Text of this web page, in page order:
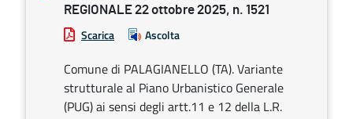
REGIONALE 22 ottobre 2025, n. 1521
Scarica Ascolta
Comune di PALAGIANELLO (TA). Variante
strutturale al Piano Urbanistico Generale
(PUG) ai sensi degli artt.11 e 12 della L.R.